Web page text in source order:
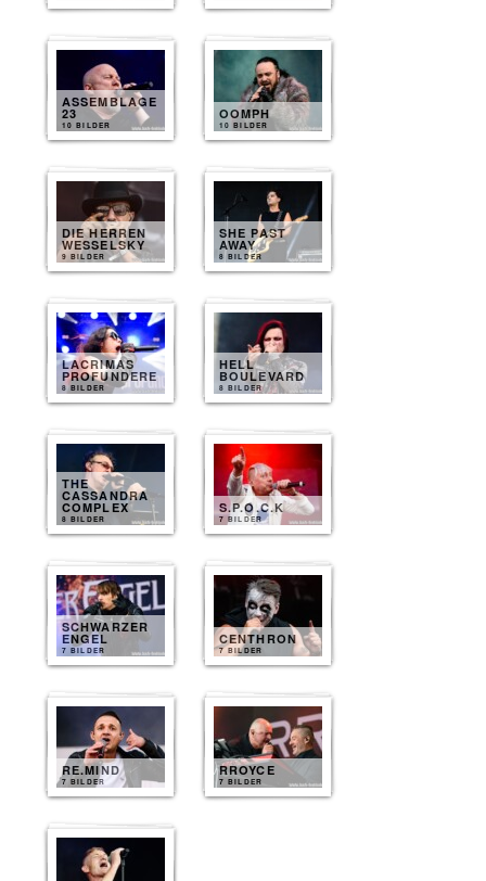
ASSEMBLAGE
23
10 BILDER
OOMPH
10 BILDER
DIE HERREN
WESSELSKY
9 BILDER
SHE PAST
AWAY
8 BILDER
LACRIMAS
PROFUNDERE
8 BILDER
HELL
BOULEVARD
8 BILDER
THE
CASSANDRA
COMPLEX
8 BILDER
S.P.O.C.K
7 BILDER
SCHWARZER
ENGEL
7 BILDER
CENTHRON
7 BILDER
RE.MIND
7 BILDER
RROYCE
7 BILDER